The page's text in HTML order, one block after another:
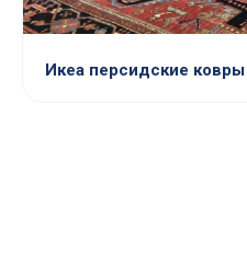
Икеа персидские ковры